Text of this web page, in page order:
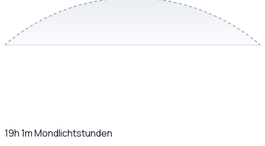
19h 1mMondlichtstunden